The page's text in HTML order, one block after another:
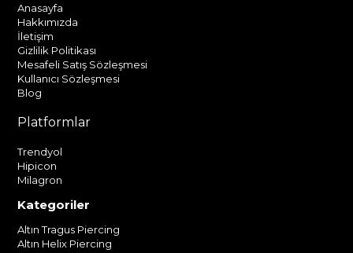
Anasayfa
Hakkımızda
İletişim
Gizlilik Politikası
Mesafeli Satış Sözleşmesi
Kullanıcı Sözleşmesi
Blog
Platformlar
Trendyol
Hipicon
Milagron
Kategoriler
Altın Tragus Piercing
Altın Helix Piercing